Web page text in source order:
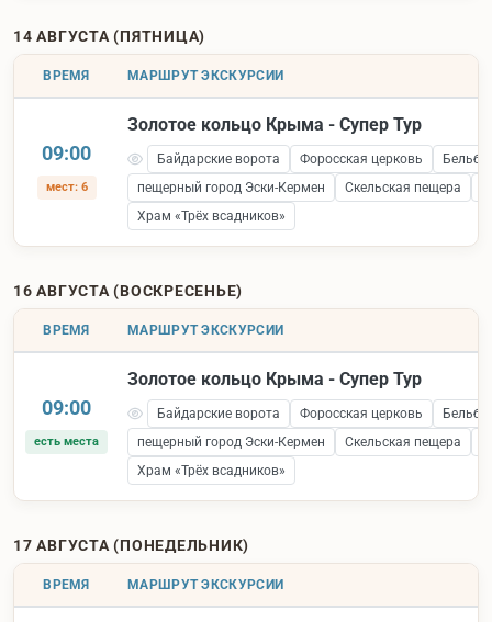
14 АВГУСТА (ПЯТНИЦА)
ВРЕМЯ МАРШРУТ ЭКСКУРСИИ
09:00
мест: 6
Золотое кольцо Крыма - Супер Тур
Байдарские ворота Форосская церковь
пещерный город Эски-Кермен
Скельская пещера
Храм «Трёх всадников»
16 АВГУСТА (ВОСКРЕСЕНЬЕ)
ВРЕМЯ МАРШРУТ ЭКСКУРСИИ
09:00
есть места
Золотое кольцо Крыма - Супер Тур
Байдарские ворота Форосская церковь
пещерный город Эски-Кермен
Скельская пещера
Храм «Трёх всадников»
17 АВГУСТА (ПОНЕДЕЛЬНИК)
ВРЕМЯ МАРШРУТ ЭКСКУРСИИ